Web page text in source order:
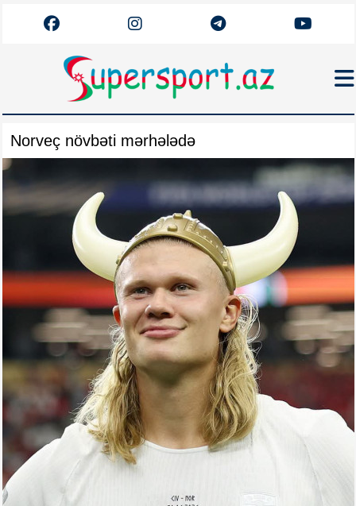
Arxiv
Futbol
Azərbaycan
Premyer Liqa
Dünya
Superliqa
Canlı
Arena
Ulduz
Yazarlar
Tribuna
Eksklüziv
Norveç növbəti mərhələdə